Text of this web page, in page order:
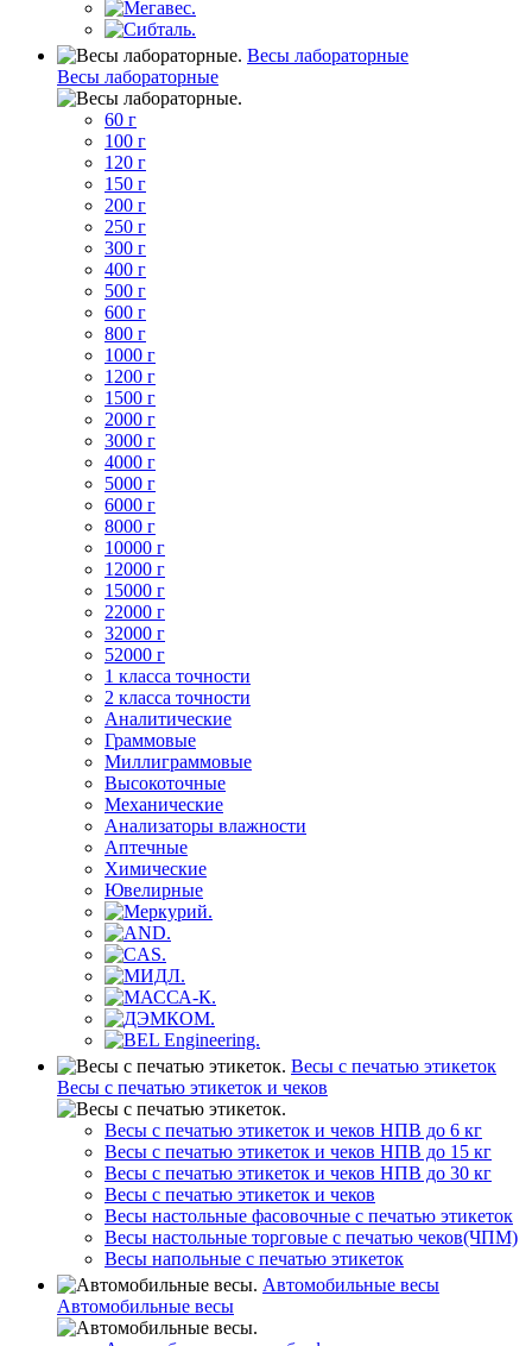
Весы лабораторные
Весы лабораторные
60 г
100 г
120 г
150 г
200 г
250 г
300 г
400 г
500 г
600 г
800 г
1000 г
1200 г
1500 г
2000 г
3000 г
4000 г
5000 г
6000 г
8000 г
10000 г
12000 г
15000 г
22000 г
32000 г
52000 г
1 класса точности
2 класса точности
Аналитические
Граммовые
Миллиграммовые
Высокоточные
Механические
Анализаторы влажности
Аптечные
Химические
Ювелирные
Весы с печатью этикеток
Весы с печатью этикеток и чеков
Весы с печатью этикеток и чеков НПВ до 6 кг
Весы с печатью этикеток и чеков НПВ до 15 кг
Весы с печатью этикеток и чеков НПВ до 30 кг
Весы с печатью этикеток и чеков
Весы настольные фасовочные с печатью этикеток
Весы настольные торговые с печатью чеков(ЧПМ)
Весы напольные с печатью этикеток
Автомобильные весы
Автомобильные весы